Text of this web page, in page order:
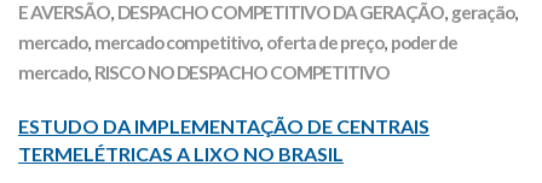
E AVERSÃO, DESPACHO COMPETITIVO DA GERAÇÃO, geração,
mercado, mercado competitivo, oferta de preço, poder de
mercado, RISCO NO DESPACHO COMPETITIVO
ESTUDO DA IMPLEMENTAÇÃO DE CENTRAIS
TERMELÉTRICAS A LIXO NO BRASIL